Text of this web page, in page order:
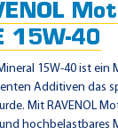
15W-40
15W-40 ist ein
Additiven das
Mit RAVENOL
hochbelastbares